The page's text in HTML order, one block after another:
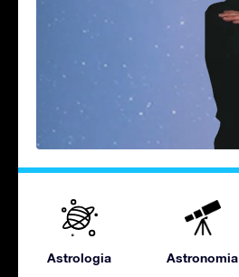
Astrologia Astronomia